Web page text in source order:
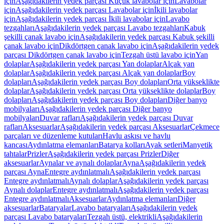
içinAşağıdakilerin yedek parçası Lavabolar içinİkili lavabolar
içinAşağıdakilerin yedek parçası İkili lavabolar içinLavabo
tezgahlarıAşağıdakilerin yedek parçası Lavabo tezgahlarıKabuk
şekilli çanak lavabo içinAşağıdakilerin yedek parçası Kabuk şekilli
çanak lavabo içinDikdörtgen çanak lavabo içinAşağıdakilerin yedek
parçası Dikdörtgen çanak lavabo içinTezgah üstü lavabo içinYan
dolaplarAşağıdakilerin yedek parçası Yan dolaplarAlçak yan
dolaplarAşağıdakilerin yedek parçası Alçak yan dolaplarBoy
dolaplarıAşağıdakilerin yedek parçası Boy dolaplarıOrta yükseklikte
dolaplarAşağıdakilerin yedek parçası Orta yükseklikte dolaplarBoy
dolaplarıAşağıdakilerin yedek parçası Boy dolaplarıDiğer banyo
mobilyalarıAşağıdakilerin yedek parçası Diğer banyo
mobilyalarıDuvar raflarıAşağıdakilerin yedek parçası Duvar
raflarıAksesuarlarAşağıdakilerin yedek parçası AksesuarlarÇekmece
parçaları ve düzenleme kutularıHavlu askısı ve havlu
kancasıAydınlatma elemanlarıBatarya kollarıAyak setleriManyetik
tahtalarPrizlerAşağıdakilerin yedek parçası PrizlerDiğer
aksesuarlarAynalar ve aynalı dolaplarAynaAşağıdakilerin yedek
parçası AynaEntegre aydınlatmalıAşağıdakilerin yedek parçası
Entegre aydınlatmalıAynalı dolaplarAşağıdakilerin yedek parçası
Aynalı dolaplarEntegre aydınlatmalıAşağıdakilerin yedek parçası
Entegre aydınlatmalıAksesuarlarAydınlatma elemanlarıDiğer
aksesuarlarBataryalarLavabo bataryalarıAşağıdakilerin yedek
parçası Lavabo bataryalarıTezgah üstü, elektrikliAşağıdakilerin